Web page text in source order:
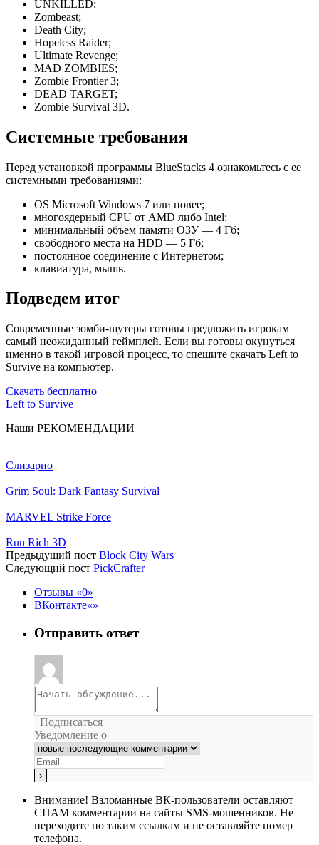
UNKILLED;
Zombeast;
Death City;
Hopeless Raider;
Ultimate Revenge;
MAD ZOMBIES;
Zombie Frontier 3;
DEAD TARGET;
Zombie Survival 3D.
Системные требования
Перед установкой программы BlueStacks 4 ознакомьтесь с ее
системными требованиями:
OS Microsoft Windows 7 или новее;
многоядерный CPU от AMD либо Intel;
минимальный объем памяти ОЗУ — 4 Гб;
свободного места на HDD — 5 Гб;
постоянное соединение с Интернетом;
клавиатура, мышь.
Подведем итог
Современные зомби-шутеры готовы предложить игрокам
самый неожиданный геймплей. Если вы готовы окунуться
именно в такой игровой процесс, то спешите скачать Left to
Survive на компьютер.
Скачать бесплатно
Left to Survive
Наши РЕКОМЕНДАЦИИ
Слизарио
Grim Soul: Dark Fantasy Survival
MARVEL Strike Force
Run Rich 3D
Предыдущий пост Block City Wars
Следующий пост PickCrafter
Отзывы
0
ВКонтакте
Отправить ответ
Подписаться
Уведомление о
Внимание! Взломанные ВК-пользователи оставляют
СПАМ комментарии на сайты SMS-мошенников. Не
переходите по таким ссылкам и не оставляйте номер
телефона.